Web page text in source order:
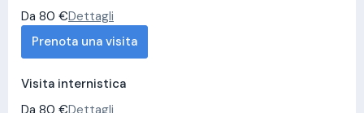
Da 80 €Dettagli
Prenota una visita
Visita internistica
Da 80 €Dettagli